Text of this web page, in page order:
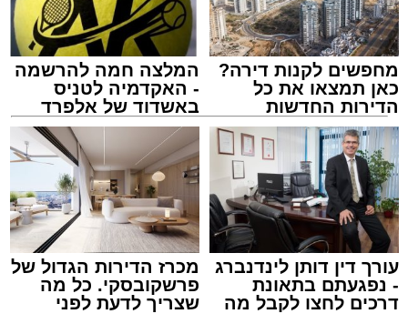
צילום: דוברות איחוד הצלה
מערכת האתר / 15:39 07.08.26
איחוד הצלה, הצלה
מחפשים לקנות דירה?
כאן תמצאו את כל
הדירות החדשות
למכירה באשדוד >>>
המלצה חמה להרשמה
- האקדמיה לטניס
באשדוד של אלפרד
קריאולנסקי - לילדים
עורך דין דותן לינדנברג
- נפגעתם בתאונת
דרכים לחצו לקבל מה
מכרז הדירות הגדול של
פרשקובסקי. כל מה
שצריך לדעת לפני